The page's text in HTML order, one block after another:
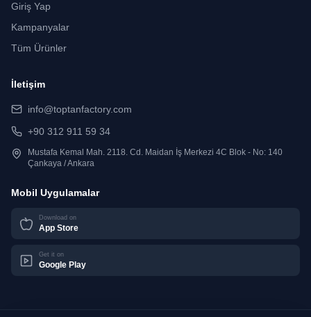
Giriş Yap
Kampanyalar
Tüm Ürünler
İletişim
info@toptanfactory.com
+90 312 911 59 34
Mustafa Kemal Mah. 2118. Cd. Maidan İş Merkezi 4C Blok - No: 140
Çankaya / Ankara
Mobil Uygulamalar
Download on
App Store
Get it on
Google Play